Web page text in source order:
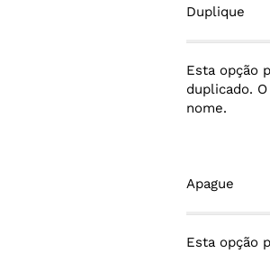
Duplique
Esta opção
duplicado.
nome.
Apague
Esta opção